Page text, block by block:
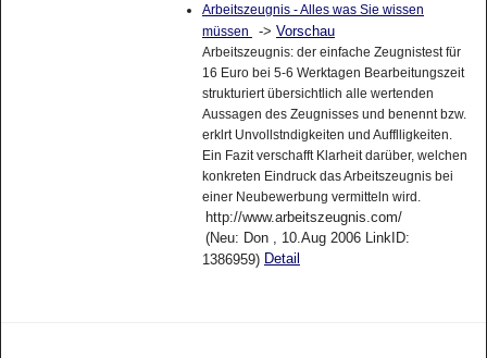
Arbeitszeugnis - Alles was Sie wissen
müssen
-> Vorschau
Arbeitszeugnis: der einfache Zeugnistest für
16 Euro bei 5-6 Werktagen Bearbeitungszeit
strukturiert übersichtlich alle wertenden
Aussagen des Zeugnisses und benennt bzw.
erklrt Unvollstndigkeiten und Aufflligkeiten.
Ein Fazit verschafft Klarheit darüber, welchen
konkreten Eindruck das Arbeitszeugnis bei
einer Neubewerbung vermitteln wird.
http://www.arbeitszeugnis.com/
(Neu: Don , 10.Aug 2006 LinkID:
1386959) Detail